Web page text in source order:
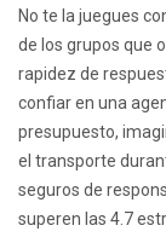
No te la juegues
de los grupos que
rapidez de
confiar en una
presupuesto,
el transporte
seguros de
superen las 4.7